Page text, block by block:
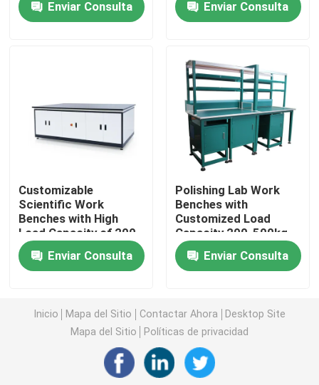
Bancos de trabajo de laboratorio
Capilla del humo del laboratorio
Armario de almacenamiento de laboratorio
Muebles de laboratorio para estudiantes
Banco de la balanza del laboratorio
Cuadro de trabajo de banco de laboratorio
Silla plegable del auditorio
Silla elevadora de laboratorio
Space Utilization
Enviar Consulta Enviar Consulta
Customizable
Scientific Work
Benches with High
Load Capacity of 200-
500kg
Enviar Consulta
Polishing Lab Work
Benches with
Customized Load
Capacity 200-500kg
and Powder Coating
Enviar Consulta
Inicio Mapa del Sitio Contactar Ahora
Desktop Site
Mapa del Sitio
Políticas de privacidad